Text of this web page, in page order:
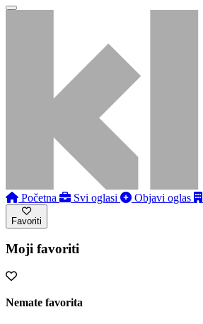
Početna Svi oglasi Objavi oglas
Favoriti
Moji favoriti
Nemate favorita